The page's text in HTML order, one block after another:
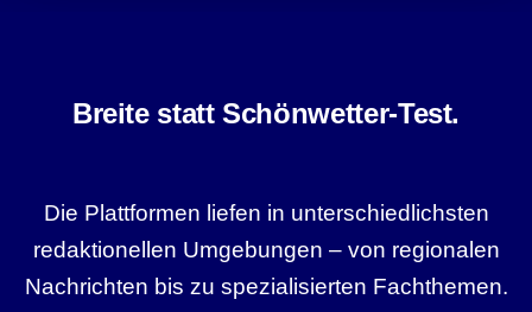
Breite statt Schönwetter-Test.
Die Plattformen liefen in unterschiedlichsten
redaktionellen Umgebungen – von regionalen
Nachrichten bis zu spezialisierten Fachthemen.